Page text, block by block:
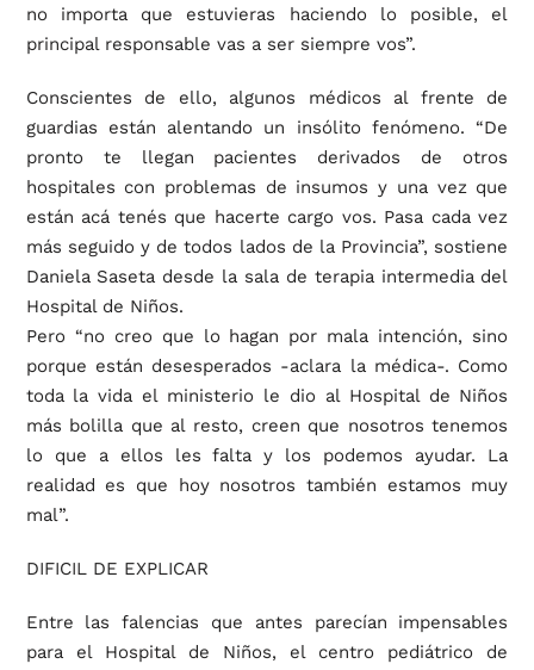
no importa que estuvieras haciendo lo posible, el
principal responsable vas a ser siempre vos”.
Conscientes de ello, algunos médicos al frente de
guardias están alentando un insólito fenómeno. “De
pronto te llegan pacientes derivados de otros
hospitales con problemas de insumos y una vez que
están acá tenés que hacerte cargo vos. Pasa cada vez
más seguido y de todos lados de la Provincia”, sostiene
Daniela Saseta desde la sala de terapia intermedia del
Hospital de Niños.
Pero “no creo que lo hagan por mala intención, sino
porque están desesperados -aclara la médica-. Como
toda la vida el ministerio le dio al Hospital de Niños
más bolilla que al resto, creen que nosotros tenemos
lo que a ellos les falta y los podemos ayudar. La
realidad es que hoy nosotros también estamos muy
mal”.
DIFICIL DE EXPLICAR
Entre las falencias que antes parecían impensables
para el Hospital de Niños, el centro pediátrico de